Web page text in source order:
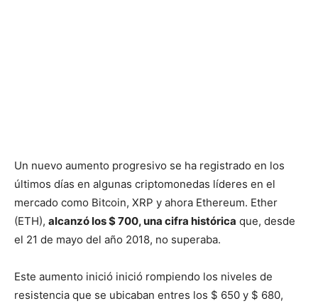
Un nuevo aumento progresivo se ha registrado en los
últimos días en algunas criptomonedas líderes en el
mercado como Bitcoin, XRP y ahora Ethereum. Ether
(ETH), alcanzó los $ 700, una cifra histórica que, desde
el 21 de mayo del año 2018, no superaba.
Este aumento inició inició rompiendo los niveles de
resistencia que se ubicaban entres los $ 650 y $ 680,